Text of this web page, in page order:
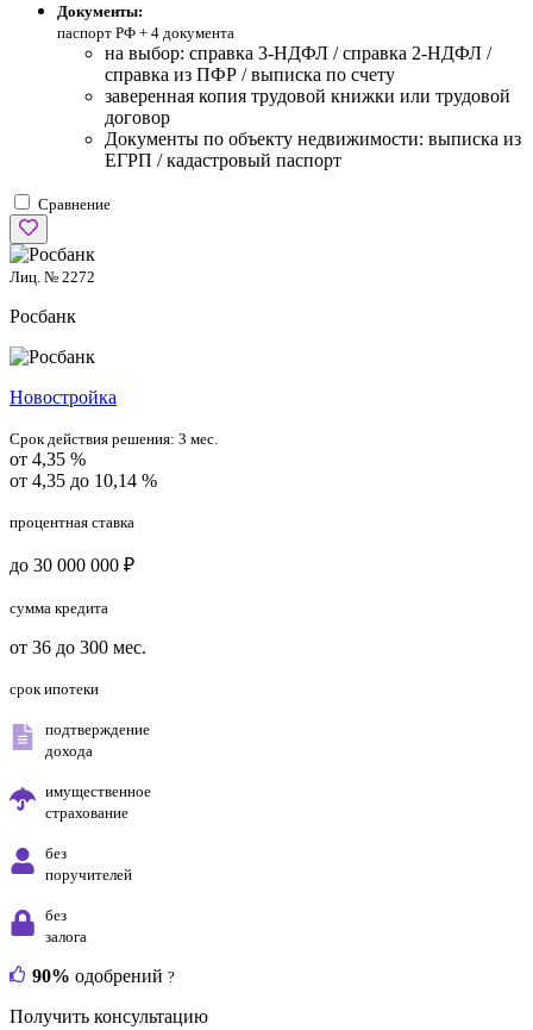
Документы:
паспорт РФ + 4 документа
на выбор: справка 3-НДФЛ / справка 2-НДФЛ /
справка из ПФР / выписка по счету
заверенная копия трудовой книжки или трудовой
договор
Документы по объекту недвижимости: выписка из
ЕГРП / кадастровый паспорт
Сравнение
Лиц. № 2272
Росбанк
Новостройка
Срок действия решения: 3 мес.
от 4,35 %
от 4,35 до 10,14 %
процентная ставка
до 30 000 000 ₽
сумма кредита
от 36 до 300 мес.
срок ипотеки
подтверждение
дохода
имущественное
страхование
без
поручителей
без
залога
90% одобрений ?
Получить консультацию